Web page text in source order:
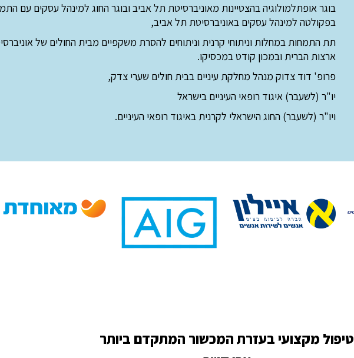
בוגר אופתלמולוגיה בהצטיינות מאוניברסיטת תל אביב ובוגר החוג למינהל עסקים עם
בפקולטה למינהל עסקים באוניברסיטת תל אביב,
תת התמחות במחלות וניתוחי קרנית וניתוחים להסרת משקפיים מבית החולים של
ארצות הברית ובמכון קודט במכסיקו.
פרופ' דוד צדוק מנהל מחלקת עיניים בבית חולים שערי צדק,
יו"ר (לשעבר) איגוד רופאי העיניים בישראל
ויו"ר (לשעבר) החוג הישראלי לקרנית באיגוד רופאי העיניים.
טיפול מקצועי בעזרת המכשור המתקדם ביותר